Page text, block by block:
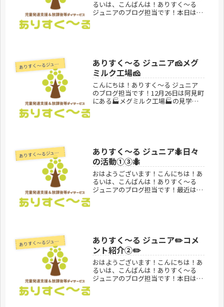
るいは、こんばんは！ありすく～る
ジュニアのブログ担当です！本日はあ
あ
りすく～るジュニア
ありすく〜る ジュニア🧀メグ
ミルク工場🧀
こんにちは！ありすく～る ジュニア
のブログ担当です！12月26日は阿見町
にある🏭メグミルク工場🏭の見学に
あ
りすく～るジュニア
ありすく〜る ジュニア🐜日々
の活動①③🐜
おはようございます！こんにちは！あ
るいは、こんばんは！ありすく～る
ジュニアのブログ担当です！最近はと
あ
りすく～るジュニア
ありすく〜る ジュニア✏️コメ
ント紹介②✏️
おはようございます！こんにちは！あ
るいは、こんばんは！ありすく～る
ジュニアのブログ担当です！本日はあ